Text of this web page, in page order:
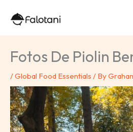
Fotos De Piolin
/Global Food Essentials / By